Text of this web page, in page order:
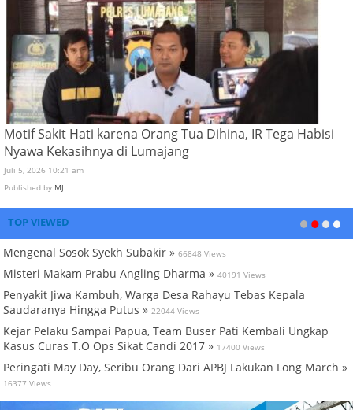
Motif Sakit Hati karena Orang Tua Dihina, IR Tega Habisi
Nyawa Kekasihnya di Lumajang
Juli 5, 2026 10:21 am
Published by MJ
TOP VIEWED
Mengenal Sosok Syekh Subakir » 66848 Views
Misteri Makam Prabu Angling Dharma » 40191 Views
Penyakit Jiwa Kambuh, Warga Desa Rahayu Tebas Kepala
Saudaranya Hingga Putus » 22044 Views
Kejar Pelaku Sampai Papua, Team Buser Pati Kembali Ungkap
Kasus Curas T.O Ops Sikat Candi 2017 » 17400 Views
Peringati May Day, Seribu Orang Dari APBJ Lakukan Long March »
16377 Views